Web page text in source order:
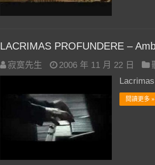
LACRIMAS PROFUNDERE –
寂寞先生 2006 年 11 月 22 日
閱讀更多 »